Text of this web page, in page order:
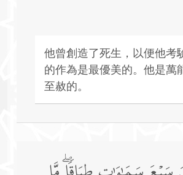
他曾創造了死生，以便他考
的作為是最優美的。他是萬
至赦的。